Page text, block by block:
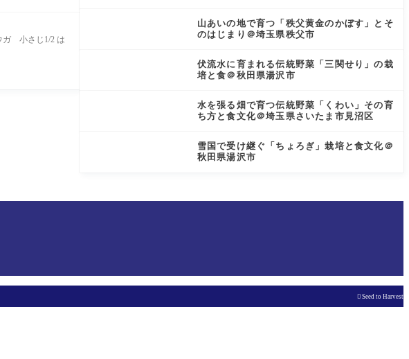
ガ 小さじ1/2 は
山あいの地で育つ「秩父黄金のかぼす」とそ
のはじまり＠埼玉県秩父市
伏流水に育まれる伝統野菜「三関せり」の栽
培と食＠秋田県湯沢市
水を張る畑で育つ伝統野菜「くわい」その育
ち方と食文化＠埼玉県さいたま市見沼区
雪国で受け継ぐ「ちょろぎ」栽培と食文化＠
秋田県湯沢市
 Seed to Harvest